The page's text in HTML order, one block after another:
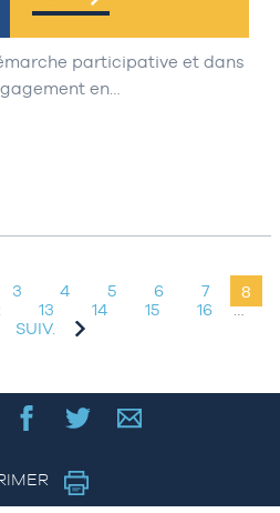
participative et dans
en…
3 4 5 6 7
8
13 14 15 16
…
SUIV.